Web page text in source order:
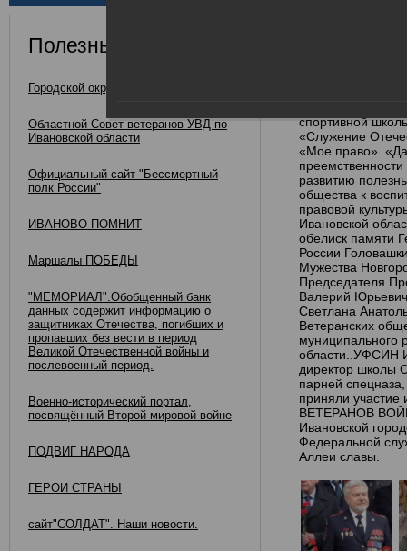
Полезные ссылки
Городской округ Иваново
Областной Совет ветеранов УВД по
Ивановской области
Официальный сайт "Бессмертный
полк России"
ИВАНОВО ПОМНИТ
Маршалы ПОБЕДЫ
"МЕМОРИАЛ".Обобщенный банк
данных содержит информацию о
защитниках Отечества, погибших и
пропавших без вести в период
Великой Отечественной войны и
послевоенный период.
Военно-исторический портал,
посвящённый Второй мировой войне
ПОДВИГ НАРОДА
ГЕРОИ СТРАНЫ
сайт"СОЛДАТ". Наши новости.
спортивной
«Служение
«Мое право».
развитию
общества к
правовой
Ивановской
обелиск памяти
России
Мужества
Председателя
Валерий
Светлана
Ветеранских
муниципального
области..УФСИН
директор школы
парней
приняли
ВЕТЕРАНОВ
Ивановской
Федеральной
Аллеи славы.